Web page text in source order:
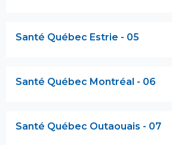
Santé Québec Estrie - 05
Santé Québec Montréal - 06
Santé Québec Outaouais - 07